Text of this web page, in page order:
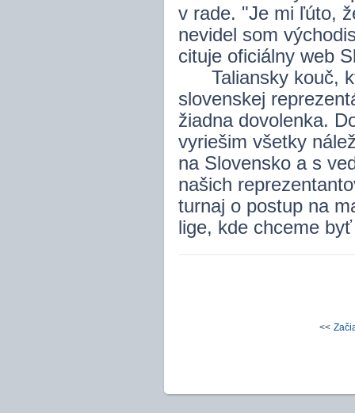
v rade. "Je mi ľúto,
nevidel som
cituje oficiálny web
Taliansky kouč,
slovenskej
žiadna dovolenka.
vyriešim všetky
na Slovensko a s
našich
turnaj o postup na
lige, kde chceme
<<